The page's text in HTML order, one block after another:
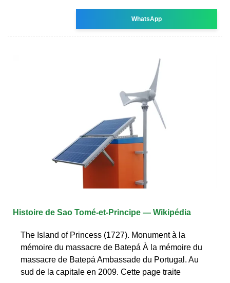
WhatsApp
Histoire de Sao Tomé-et-Principe — Wikipédia
The Island of Princess (1727). Monument à la
mémoire du massacre de Batepá À la mémoire du
massacre de Batepá Ambassade du Portugal. Au
sud de la capitale en 2009. Cette page traite